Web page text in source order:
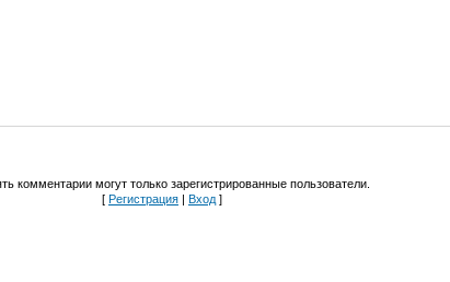
комментарии могут только зарегистрированные пользователи.
[ Регистрация | Вход ]